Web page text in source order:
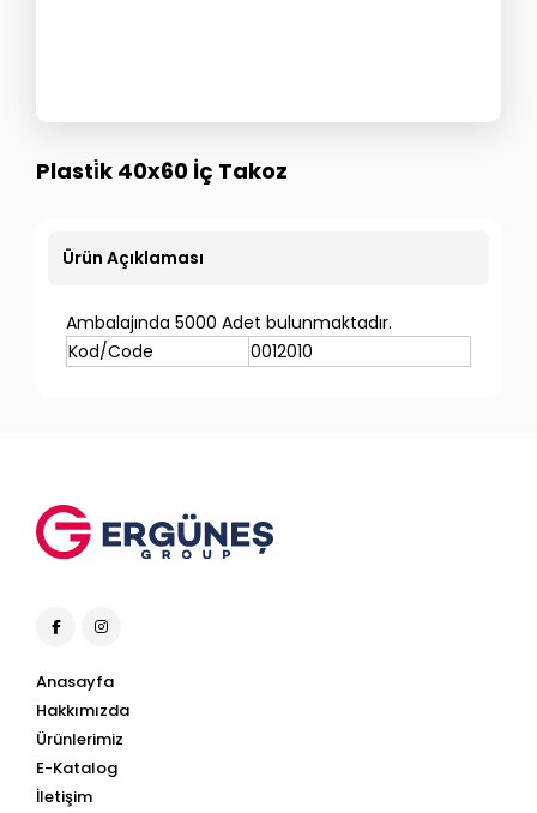
Plasti̇k 40x60 İç Takoz
Ürün Açıklaması
Ambalajında 5000 Adet bulunmaktadır.
Kod/Code
0012010
Anasayfa
Hakkımızda
Ürünlerimiz
E-Katalog
İletişim